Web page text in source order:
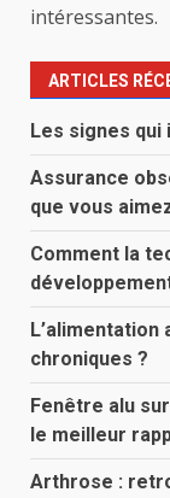
intéressantes.
ARTICLES
Les signes qui
Assurance
que vous
Comment la
chroniques ?
Fenêtre alu
le meilleur
Arthrose :